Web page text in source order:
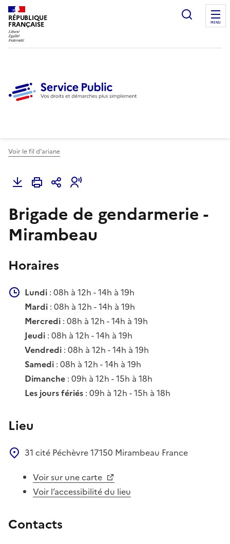
RÉPUBLIQUE
FRANÇAISE
Ouvrir
MENU
Voir le fil d'ariane
Brigade de gendarmerie -
Mirambeau
Horaires
Lundi : 08h à 12h - 14h à 19h
Mardi : 08h à 12h - 14h à 19h
Mercredi : 08h à 12h - 14h à 19h
Jeudi : 08h à 12h - 14h à 19h
Vendredi : 08h à 12h - 14h à 19h
Samedi : 08h à 12h - 14h à 19h
Dimanche : 09h à 12h - 15h à 18h
Les jours fériés : 09h à 12h - 15h à 18h
Lieu
31 cité Péchèvre17150 Mirambeau France
Voir sur une carte
Voir l’accessibilité du lieu
Contacts